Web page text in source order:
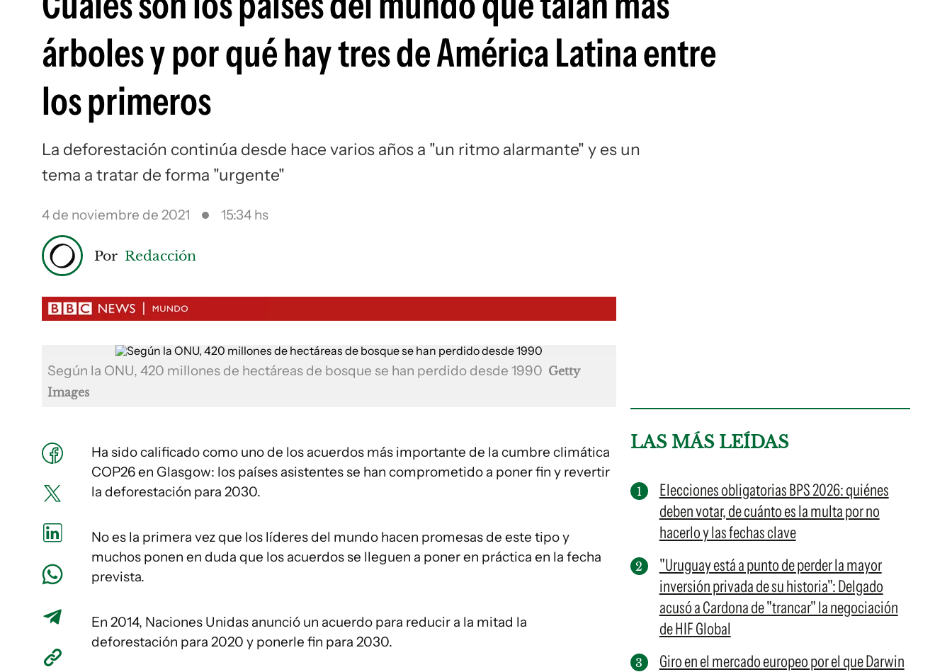
árboles y por qué hay tres de América Latina entre
los primeros
La deforestación continúa desde hace varios años a "un ritmo alarmante" y es un
tema a tratar de forma "urgente"
4 de noviembre de 2021 15:34 hs
Por Redacción
Según la ONU, 420 millones de hectáreas de bosque se han perdido desde 1990 Getty
Images
Ha sido calificado como uno de los acuerdos más importante de la cumbre climática
COP26 en Glasgow: los países asistentes se han comprometido a poner fin y revertir
la deforestación para 2030.
No es la primera vez que los líderes del mundo hacen promesas de este tipo y
muchos ponen en duda que los acuerdos se lleguen a poner en práctica en la fecha
prevista.
En 2014, Naciones Unidas anunció un acuerdo para reducir a la mitad la
deforestación para 2020 y ponerle fin para 2030.
LAS MÁS LEÍDAS
Elecciones obligatorias BPS 2026: quiénes
deben votar, de cuánto es la multa por no
hacerlo y las fechas clave
"Uruguay está a punto de perder la mayor
inversión privada de su historia": Delgado
acusó a Cardona de "trancar" la negociación
de HIF Global
Giro en el mercado europeo por el que Darwin